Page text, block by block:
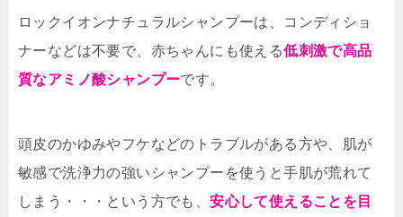
ロックイオンナチュラルシャンプーは、コンディショ
ナーなどは不要で、赤ちゃんにも使える低刺激で高品
質なアミノ酸シャンプーです。
頭皮のかゆみやフケなどのトラブルがある方や、肌が
敏感で洗浄力の強いシャンプーを使うと手肌が荒れて
しまう・・・という方でも、安心して使えることを目